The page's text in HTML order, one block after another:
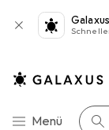
Galaxus
Navigation nach
Menü Suche